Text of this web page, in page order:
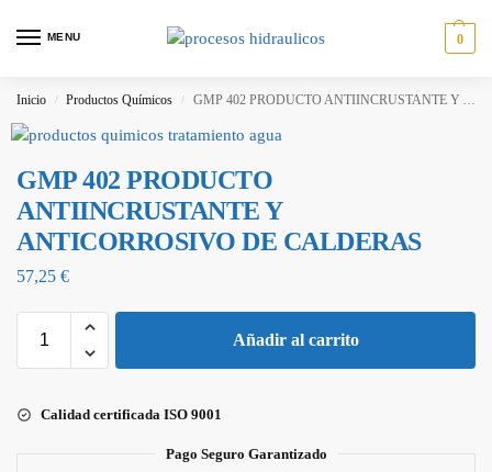
MENU 0
Inicio / Productos Químicos / GMP 402 PRODUCTO ANTIINCRUSTANTE Y ANTICORROSIVO DE CALDERAS
GMP 402 PRODUCTO
ANTIINCRUSTANTE Y
ANTICORROSIVO DE CALDERAS
57,25 €
Añadir al carrito
Calidad certificada ISO 9001
Pago Seguro Garantizado